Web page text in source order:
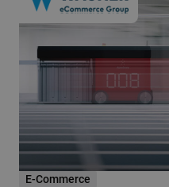
E-Commerce